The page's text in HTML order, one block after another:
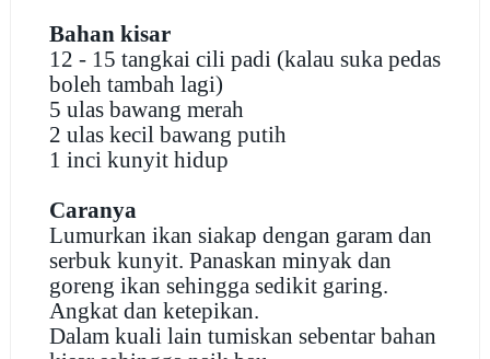
Bahan kisar
12 - 15 tangkai cili padi (kalau suka pedas
boleh tambah lagi)
5 ulas bawang merah
2 ulas kecil bawang putih
1 inci kunyit hidup
Caranya
Lumurkan ikan siakap dengan garam dan
serbuk kunyit. Panaskan minyak dan
goreng ikan sehingga sedikit garing.
Angkat dan ketepikan.
Dalam kuali lain tumiskan sebentar bahan